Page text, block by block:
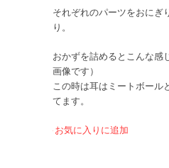
それぞれのパーツをおにぎ
り。
おかずを詰めるとこんな感
画像です）
この時は耳はミートボール
てます。
お気に入りに追加